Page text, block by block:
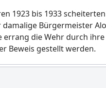
1923 bis 1933
Bürgermeister
die Wehr durch
Beweis gestellt werden.